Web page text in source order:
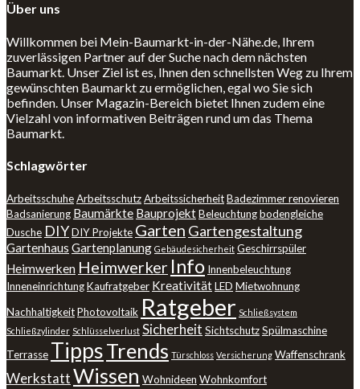
Über uns
Willkommen bei Mein-Baumarkt-in-der-Nähe.de, Ihrem
zuverlässigen Partner auf der Suche nach dem nächsten
Baumarkt. Unser Ziel ist es, Ihnen den schnellsten Weg zu Ihrem
gewünschten Baumarkt zu ermöglichen, egal wo Sie sich
befinden. Unser Magazin-Bereich bietet Ihnen zudem eine
Vielzahl von informativen Beiträgen rund um das Thema
Baumarkt.
Schlagwörter
ArbeitsschuheArbeitsschutzArbeitssicherheitBadezimmer renovieren
Badsanierung Baumärkte BauprojektBeleuchtungbodengleiche
Dusche DIYDIY Projekte Garten Gartengestaltung
Gartenhaus Gartenplanung Gebäudesicherheit Geschirrspüler
Heimwerken Heimwerker Info Innenbeleuchtung
InneneinrichtungKaufratgeber KreativitätLED Mietwohnung
NachhaltigkeitPhotovoltaik Ratgeber Schließsystem
Schließzylinder Schlüsselverlust Sicherheit SichtschutzSpülmaschine
Terrasse TippsTrends Türschloss Versicherung Waffenschrank
WerkstattWissen Wohnideen Wohnkomfort